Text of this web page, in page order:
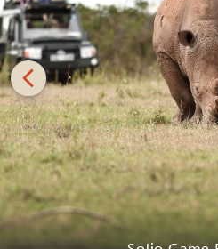
Solio Ranch Conservancy är
speciellt viltreservat. Det är
landskap är den tidigare